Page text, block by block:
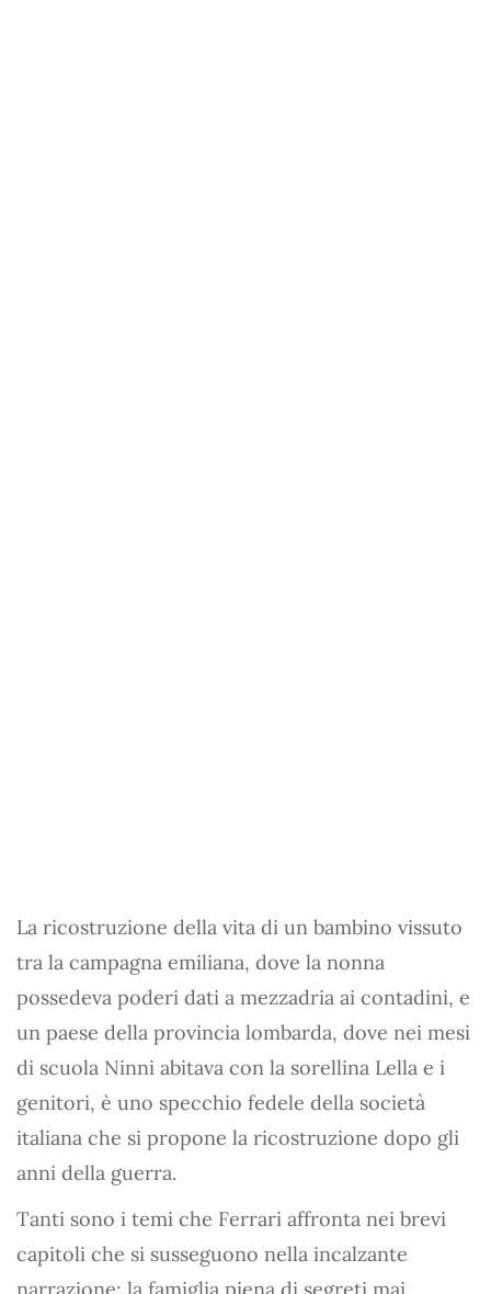
La ricostruzione della vita di un bambino vissuto
tra la campagna emiliana, dove la nonna
possedeva poderi dati a mezzadria ai contadini, e
un paese della provincia lombarda, dove nei mesi
di scuola Ninni abitava con la sorellina Lella e i
genitori, è uno specchio fedele della società
italiana che si propone la ricostruzione dopo gli
anni della guerra.
Tanti sono i temi che Ferrari affronta nei brevi
capitoli che si susseguono nella incalzante